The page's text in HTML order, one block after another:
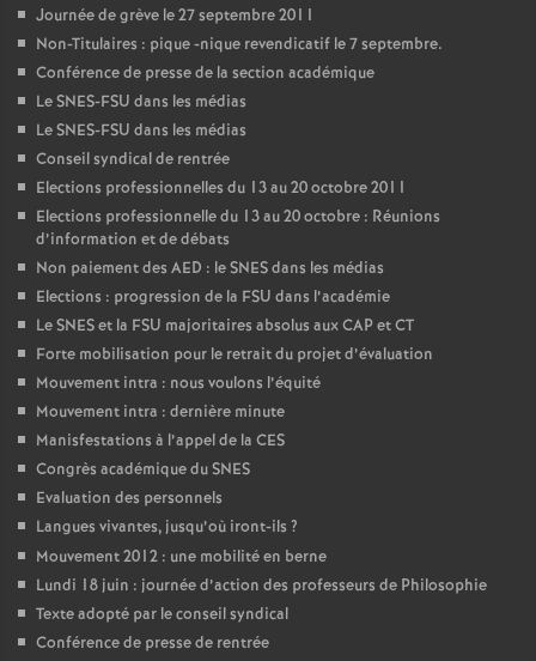
Journée de grève le 27 septembre 2011
Non-Titulaires : pique -nique revendicatif le 7 septembre.
Conférence de presse de la section académique
Le SNES-FSU dans les médias
Le SNES-FSU dans les médias
Conseil syndical de rentrée
Elections professionnelles du 13 au 20 octobre 2011
Elections professionnelle du 13 au 20 octobre : Réunions
d’information et de débats
Non paiement des AED : le SNES dans les médias
Elections : progression de la FSU dans l’académie
Le SNES et la FSU majoritaires absolus aux CAP et CT
Forte mobilisation pour le retrait du projet d’évaluation
Mouvement intra : nous voulons l’équité
Mouvement intra : dernière minute
Manisfestations à l’appel de la CES
Congrès académique du SNES
Evaluation des personnels
Langues vivantes, jusqu’où iront-ils ?
Mouvement 2012 : une mobilité en berne
Lundi 18 juin : journée d’action des professeurs de Philosophie
Texte adopté par le conseil syndical
Conférence de presse de rentrée